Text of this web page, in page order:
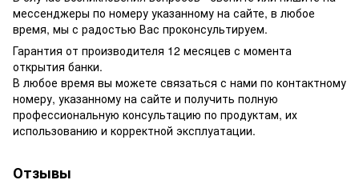
мессенджеры по номеру указанному на сайте, в любое
время, мы с радостью Вас проконсультируем.
Гарантия от производителя 12 месяцев с момента
открытия банки.
В любое время вы можете связаться с нами по контактному
номеру, указанному на сайте и получить полную
профессиональную консультацию по продуктам, их
использованию и корректной эксплуатации.
Отзывы